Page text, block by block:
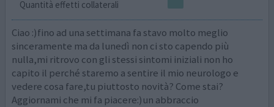
Quantità effetti collaterali
Ciao :)fino ad una settimana fa stavo molto meglio
sinceramente ma da lunedì non ci sto capendo più
nulla,mi ritrovo con gli stessi sintomi iniziali non ho
capito il perché staremo a sentire il mio neurologo e
vedere cosa fare,tu piuttosto novità? Come stai?
Aggiornami che mi fa piacere:)un abbraccio